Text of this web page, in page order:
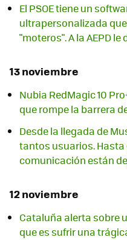
El PSOE tiene un
ultrapersonalizada
"moteros". A la AEPD le
13 noviembre
Nubia RedMagic 10
que rompe la barrera
Desde la llegada de
tantos usuarios.
comunicación están
12 noviembre
Cataluña alerta sobre
que es sufrir una